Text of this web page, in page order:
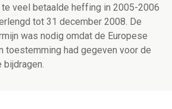
veel betaalde heffing in 2005-2006
tot 31 december 2008. De
was nodig omdat de Europese
toestemming had gegeven voor de
bijdragen.